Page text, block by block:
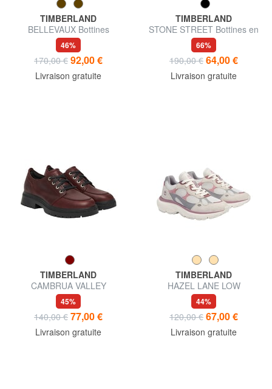
TIMBERLAND
BELLEVAUX Bottines
46%
170,00 € 92,00 €
Livraison gratuite
TIMBERLAND
STONE STREET Bottines en
cuir
66%
190,00 € 64,00 €
Livraison gratuite
TIMBERLAND
CAMBRUA VALLEY
chaussures en cuir
45%
140,00 € 77,00 €
Livraison gratuite
TIMBERLAND
HAZEL LANE LOW
44%
120,00 € 67,00 €
Livraison gratuite